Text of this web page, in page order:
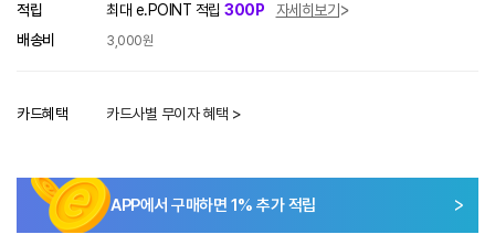
적립 최대 e.POINT 적립 300P
자세히보기
배송비
3,000원
카드혜택 카드사별 무이자 혜택 >
APP에서 구매하면 1% 추가 적립